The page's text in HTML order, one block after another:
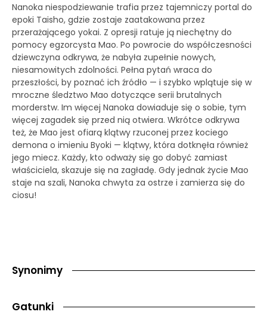
Nanoka niespodziewanie trafia przez tajemniczy portal do
epoki Taisho, gdzie zostaje zaatakowana przez
przerażającego yokai. Z opresji ratuje ją niechętny do
pomocy egzorcysta Mao. Po powrocie do współczesności
dziewczyna odkrywa, że nabyła zupełnie nowych,
niesamowitych zdolności. Pełna pytań wraca do
przeszłości, by poznać ich źródło — i szybko wplątuje się w
mroczne śledztwo Mao dotyczące serii brutalnych
morderstw. Im więcej Nanoka dowiaduje się o sobie, tym
więcej zagadek się przed nią otwiera. Wkrótce odkrywa
też, że Mao jest ofiarą klątwy rzuconej przez kociego
demona o imieniu Byoki — klątwy, która dotknęła również
jego miecz. Każdy, kto odważy się go dobyć zamiast
właściciela, skazuje się na zagładę. Gdy jednak życie Mao
staje na szali, Nanoka chwyta za ostrze i zamierza się do
ciosu!
Synonimy
Gatunki